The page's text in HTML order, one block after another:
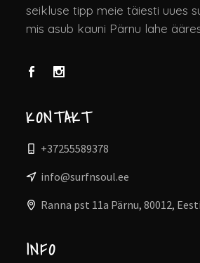
seikluse tipp meie täiesti uues
mis asub kauni Pärnu lahe
KONTAKT
+37255589378
info@surfnsoul.ee
Ranna pst 11a Pärnu, 80012, Eesti
INFO